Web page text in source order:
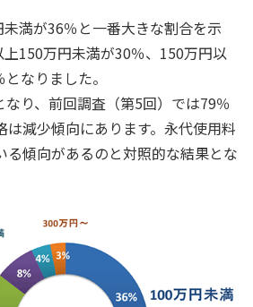
満が36％と一番大きな割合を示
150万円未満が30％、150万円以
なりました。
り、前回調査（第5回）では79％
は減少傾向にあります。永代使用料
る傾向があるのと対照的な結果とな